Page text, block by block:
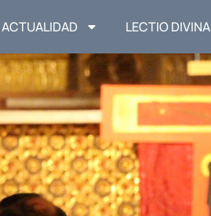
ACTUALIDAD LECTIO DIVINA